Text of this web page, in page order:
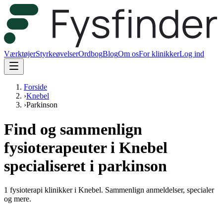
VærktøjerStyrkeøvelserOrdbogBlogOm osFor klinikkerLog ind
Forside
›Knebel
›Parkinson
Find og sammenlign
fysioterapeuter i Knebel
specialiseret i parkinson
1 fysioterapi klinikker i Knebel. Sammenlign anmeldelser, specialer
og mere.